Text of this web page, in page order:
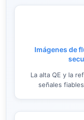
Imágenes de
La alta QE y la
señales